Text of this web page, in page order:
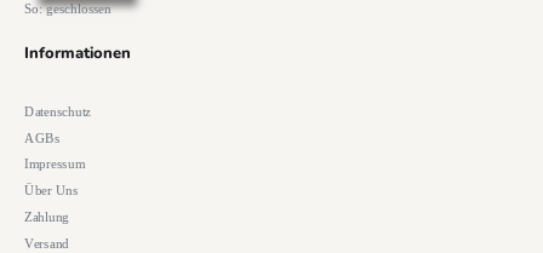
So: geschlossen
Informationen
Datenschutz
AGBs
Impressum
Über Uns
Zahlung
Versand